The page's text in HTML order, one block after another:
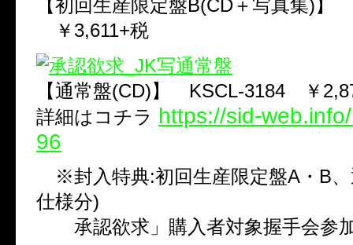
【初回生産限定盤B(CD＋写真集)】
￥3,611+税
【通常盤(CD)】 KSCL-3184 ￥
詳細はコチラ https://sid-
96
※封入特典:初回生産限定盤A・B、
仕様分)
承認欲求」購入者対象握手会参